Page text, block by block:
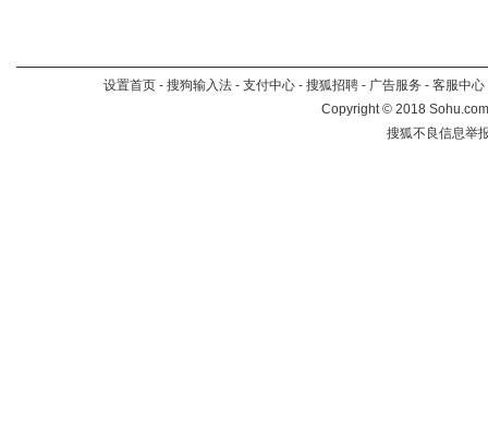
设置首页 - 搜狗输入法 - 支付中心 - 搜狐招聘 - 广告服务 - 客服中心
Copyright©2018
搜狐不良信息举